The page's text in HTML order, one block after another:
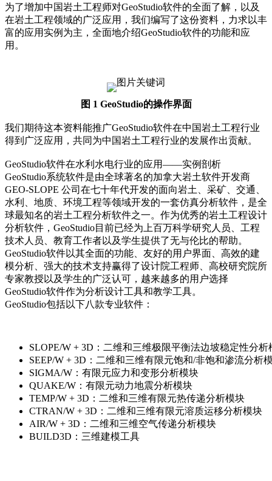
为了增加中国岩土工程师对GeoStudio软件的全面了解，以及
在岩土工程领域的广泛应用，我们编写了这份资料，力求以丰
富的应用实例为主，全面地介绍GeoStudio软件的功能和应
用。
图 1 GeoStudio的操作界面
我们期待这本资料能推广GeoStudio软件在中国岩土工程行业
得到广泛应用，共同为中国岩土工程行业的发展作出贡献。
GeoStudio软件在水利水电行业的应用——实例剖析
GeoStudio系统软件是由全球著名的加拿大岩土软件开发商
GEO-SLOPE 公司在七十年代开发的面向岩土、采矿、交通、
水利、地质、环境工程等领域开发的一套仿真分析软件，是全
球最知名的岩土工程分析软件之一。作为优秀的岩土工程设计
分析软件，GeoStudio目前已经为上百万科学研究人员、工程
技术人员、教育工作者以及学生提供了无与伦比的帮助。
GeoStudio软件以其全面的功能、友好的用户界面、高效的建
模分析、强大的技术支持赢得了设计院工程师、高校研究院所
专家教授以及学生的广泛认可，越来越多的用户选择
GeoStudio软件作为分析设计工具和教学工具。
GeoStudio包括以下八款专业软件：
SLOPE/W + 3D：二维和三维极限平衡法边坡稳定性分析
SEEP/W + 3D：二维和三维有限元饱和/非饱和渗流分析
SIGMA/W：有限元应力和变形分析模块
QUAKE/W：有限元动力地震分析模块
TEMP/W + 3D：二维和三维有限元热传递分析模块
CTRAN/W + 3D：二维和三维有限元溶质运移分析模块
AIR/W + 3D：二维和三维空气传递分析模块
BUILD3D：三维建模工具